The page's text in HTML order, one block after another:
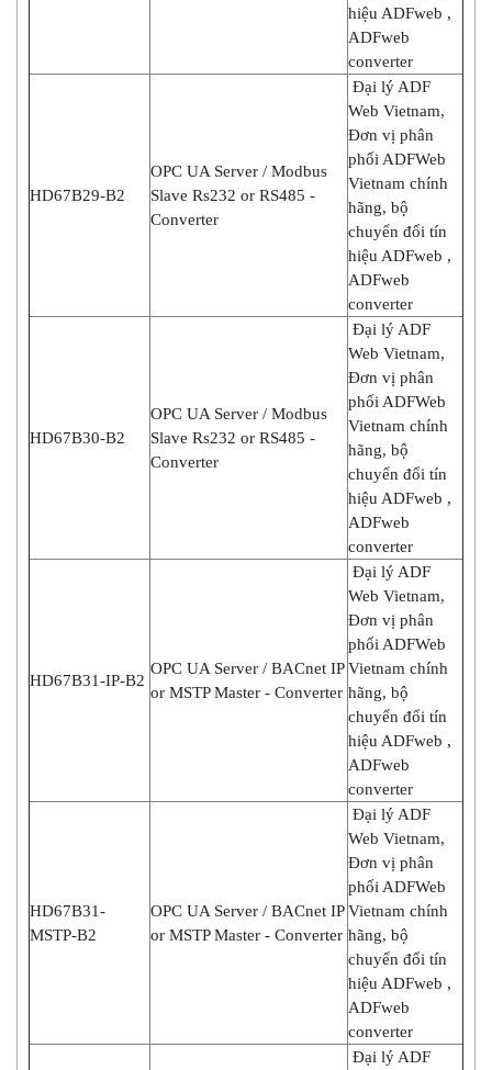
hiệu ADFweb ,
ADFweb
converter
HD67B29-B2
OPC UA Server / Modbus
Slave Rs232 or RS485 -
Converter
Đại lý ADF
Web Vietnam,
Đơn vị phân
phối ADFWeb
Vietnam chính
hãng, bộ
chuyển đổi tín
hiệu ADFweb ,
ADFweb
converter
HD67B30-B2
OPC UA Server / Modbus
Slave Rs232 or RS485 -
Converter
Đại lý ADF
Web Vietnam,
Đơn vị phân
phối ADFWeb
Vietnam chính
hãng, bộ
chuyển đổi tín
hiệu ADFweb ,
ADFweb
converter
HD67B31-IP-B2
OPC UA Server / BACnet IP
or MSTP Master - Converter
Đại lý ADF
Web Vietnam,
Đơn vị phân
phối ADFWeb
Vietnam chính
hãng, bộ
chuyển đổi tín
hiệu ADFweb ,
ADFweb
converter
HD67B31-
MSTP-B2
OPC UA Server / BACnet IP
or MSTP Master - Converter
Đại lý ADF
Web Vietnam,
Đơn vị phân
phối ADFWeb
Vietnam chính
hãng, bộ
chuyển đổi tín
hiệu ADFweb ,
ADFweb
converter
Đại lý ADF